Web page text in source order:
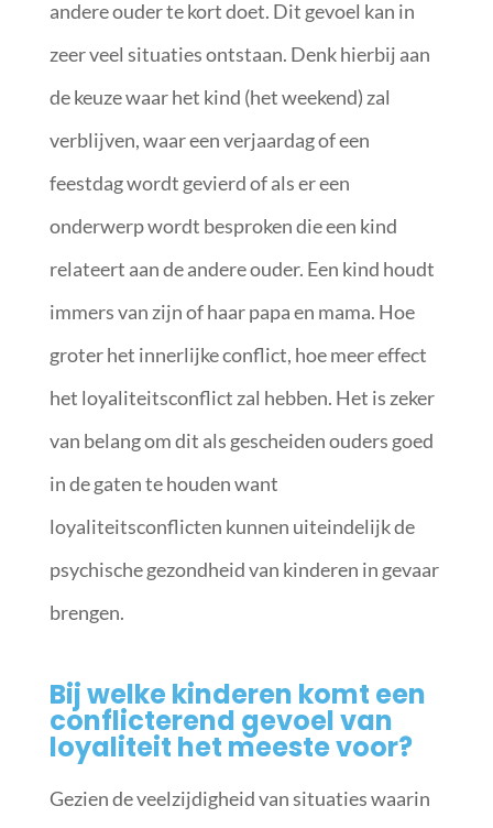
andere ouder te kort doet. Dit gevoel kan in
zeer veel situaties ontstaan. Denk hierbij aan
de keuze waar het kind (het weekend) zal
verblijven, waar een verjaardag of een
feestdag wordt gevierd of als er een
onderwerp wordt besproken die een kind
relateert aan de andere ouder. Een kind houdt
immers van zijn of haar papa en mama. Hoe
groter het innerlijke conflict, hoe meer effect
het loyaliteitsconflict zal hebben. Het is zeker
van belang om dit als gescheiden ouders goed
in de gaten te houden want
loyaliteitsconflicten kunnen uiteindelijk de
psychische gezondheid van kinderen in gevaar
brengen.
Bij welke kinderen komt een
conflicterend gevoel van
loyaliteit het meeste voor?
Gezien de veelzijdigheid van situaties waarin